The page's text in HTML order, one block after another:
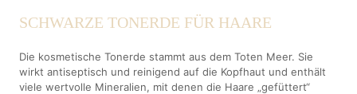
SCHWARZE TONERDE FÜR HAARE
Die kosmetische Tonerde stammt aus dem Toten Meer. Sie
wirkt antiseptisch und reinigend auf die Kopfhaut und enthält
viele wertvolle Mineralien, mit denen die Haare „gefüttert“